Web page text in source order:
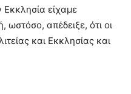
Εκκλησία είχαμε
ωστόσο, απέδειξε, ότι οι
και Εκκλησίας και